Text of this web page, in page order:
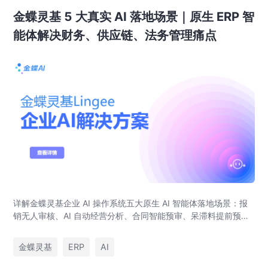
金蝶灵基 5 大真实 AI 落地场景｜原生 ERP 智
能体解决财务、供应链、法务管理痛点
详解金蝶灵基企业 AI 操作系统五大原生 AI 智能体落地场景：报
销无人审核、AI 自动经营分析、合同智能预审、呆滞料提前预
金蝶灵基
ERP AI